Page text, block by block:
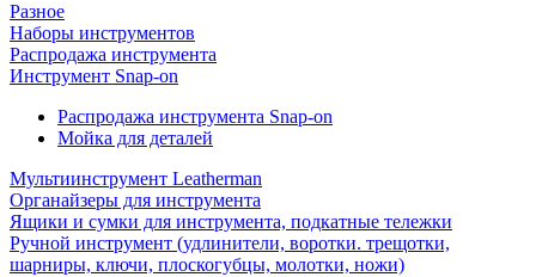
Разное
Наборы инструментов
Распродажа инструмента
Инструмент Snap-on
Распродажа инструмента Snap-on
Мойка для деталей
Мультиинструмент Leatherman
Органайзеры для инструмента
Ящики и сумки для инструмента, подкатные тележки
Ручной инструмент (удлинители, воротки. трещотки,
шарниры, ключи, плоскогубцы, молотки, ножи)